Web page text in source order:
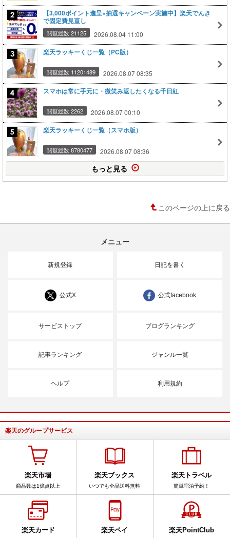
【3,000ポイント進呈×抽選キャンペーン実施中】楽天でんき
で固定費見直し
閲覧総数 21125 2026.08.04 11:00
楽天ラッキーくじ一覧（PC版）
閲覧総数 11201489 2026.08.07 08:35
スマホは常に手元に・微笑み返したくなる千日紅
閲覧総数 2262 2026.08.07 00:10
楽天ラッキーくじ一覧（スマホ版）
閲覧総数 8780477 2026.08.07 08:36
もっと見る
このページの上に戻る
メニュー
新規登録 日記を書く
公式X 公式facebook
サービストップ ブログランキング
記事ランキング ジャンル一覧
ヘルプ 利用規約
楽天のグループサービス
楽天市場
商品数は1億点以上
楽天ブックス
いつでも全品送料無料
楽天トラベル
簡単宿泊予約！
楽天カード 楽天ペイ 楽天PointClub